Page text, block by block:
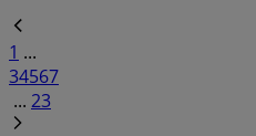
1 ...
34567
... 23